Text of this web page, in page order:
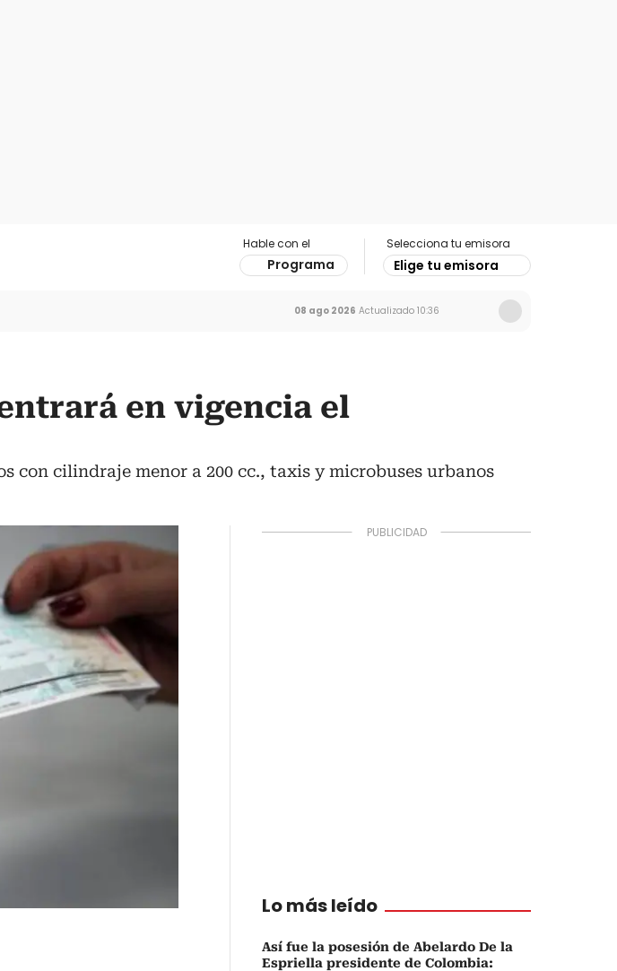
Hable con el
Programa
Selecciona tu emisora
Elige tu emisora
08 ago 2026 Actualizado 10:36
en vigencia el
con cilindraje menor a 200 cc., taxis y microbuses urbanos
Lo más leído
Así fue la posesión de Abelardo De la
Espriella presidente de Colombia: